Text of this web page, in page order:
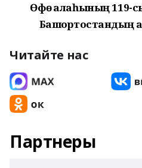
Өфө ҡалаһының 119-
Башҡортостандың
Читайте нас
Партнеры